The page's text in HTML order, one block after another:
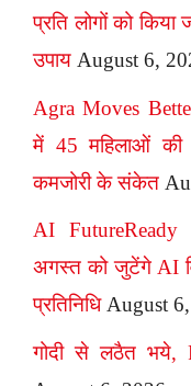
प्रति लोगों को
उपाय August 6,
Agra Moves
में 45 महिलाओं की
कमजोरी के संकेत
AI
अगस्त को जुटेंगे AI
प्रतिनिधि August
गोदी से लठैत भये,